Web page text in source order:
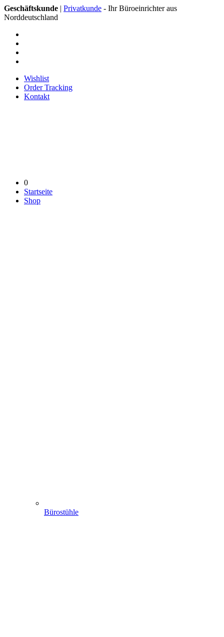
Geschäftskunde | Privatkunde - Ihr Büroeinrichter aus
Norddeutschland
Wishlist
Order Tracking
Kontakt
0
Startseite
Shop
Bürostühle